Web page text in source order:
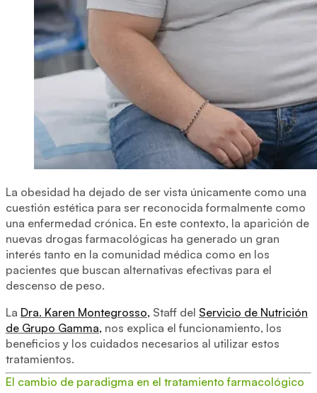
La obesidad ha dejado de ser vista únicamente como una
cuestión estética para ser reconocida formalmente como
una enfermedad crónica. En este contexto, la aparición de
nuevas drogas farmacológicas ha generado un gran
interés tanto en la comunidad médica como en los
pacientes que buscan alternativas efectivas para el
descenso de peso.
La Dra. Karen Montegrosso, Staff del Servicio de Nutrición
de Grupo Gamma, nos explica el funcionamiento, los
beneficios y los cuidados necesarios al utilizar estos
tratamientos.
El cambio de paradigma en el tratamiento farmacológico